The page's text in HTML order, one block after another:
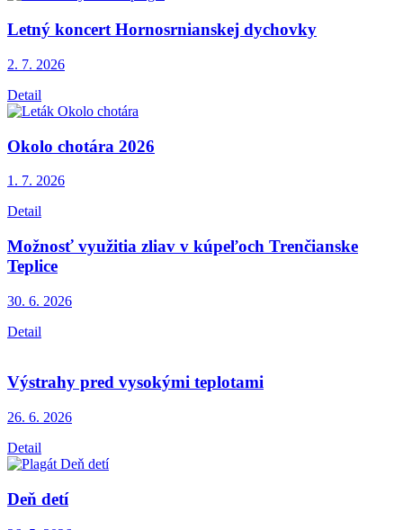
Letný koncert Hornosrnianskej dychovky
2. 7. 2026
Detail
Okolo chotára 2026
1. 7. 2026
Detail
Možnosť využitia zliav v kúpeľoch Trenčianske
Teplice
30. 6. 2026
Detail
Výstrahy pred vysokými teplotami
26. 6. 2026
Detail
Deň detí